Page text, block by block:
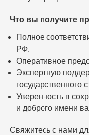
Что вы получите
Полное
РФ.
Оперативное
Экспертную
государственного
Уверенность в
и доброго имени
Свяжитесь с нами